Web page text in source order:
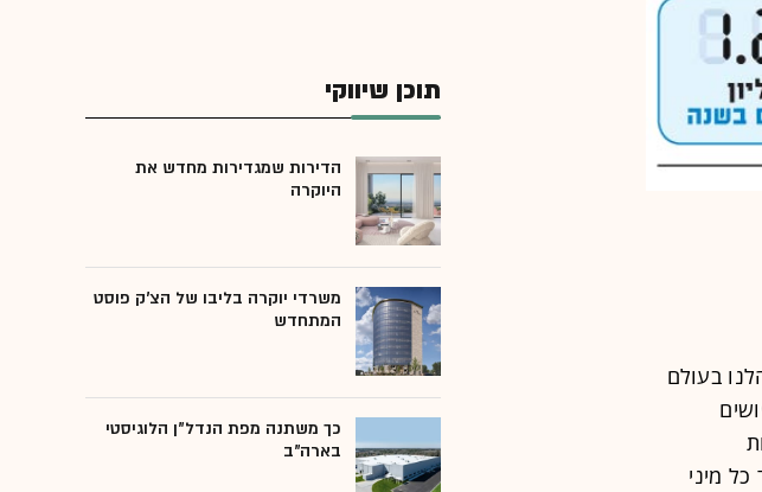
בעולם
מיני
תוכן שיווקי
הדירות שמגדירות מחדש את
היוקרה
משרדי יוקרה בליבו של הצ'ק פוסט
המתחדש
כך משתנה מפת הנדל"ן הלוגיסטי
בארה"ב